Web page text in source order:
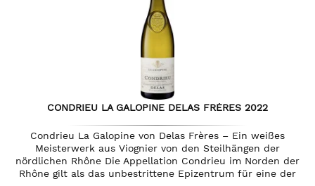
CONDRIEU LA GALOPINE DELAS FRÈRES 2022
Condrieu La Galopine von Delas Frères – Ein weißes
Meisterwerk aus Viognier von den Steilhängen der
nördlichen Rhône Die Appellation Condrieu im Norden der
Rhône gilt als das unbestrittene Epizentrum für eine der